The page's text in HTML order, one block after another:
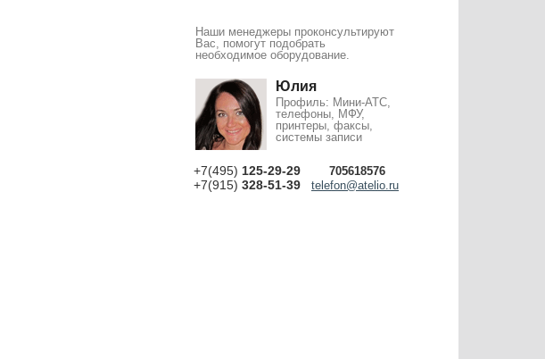
Наши менеджеры проконсультируют
Вас, помогут подобрать
необходимое оборудование.
Юлия
Профиль: Мини-АТС,
телефоны, МФУ,
принтеры, факсы,
системы записи
+7(495) 125-29-29
+7(915) 328-51-39
705618576
telefon@atelio.ru